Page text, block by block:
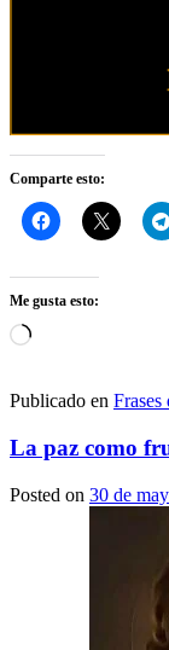
Comparte esto:
Me gusta esto:
Cargando...
Publicado en Frases
La paz como
Posted on 30 de